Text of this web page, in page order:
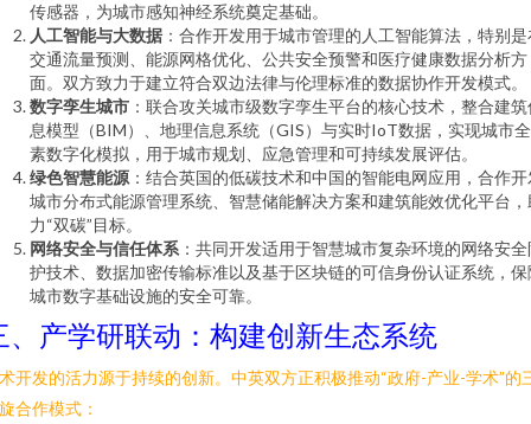
传感器，为城市感知神经系统奠定基础。
人工智能与大数据 ：合作开发用于城市管理的人工智能算法，特别
交通流量预测、能源网格优化、公共安全预警和医疗健康数据分析方
面。双方致力于建立符合双边法律与伦理标准的数据协作开发模式。
数字孪生城市 ：联合攻关城市级数字孪生平台的核心技术，整合建筑
息模型（BIM）、地理信息系统（GIS）与实时IoT数据，实现城市
素数字化模拟，用于城市规划、应急管理和可持续发展评估。
绿色智慧能源 ：结合英国的低碳技术和中国的智能电网应用，合作开
城市分布式能源管理系统、智慧储能解决方案和建筑能效优化平台，
力“双碳”目标。
网络安全与信任体系 ：共同开发适用于智慧城市复杂环境的网络安
护技术、数据加密传输标准以及基于区块链的可信身份认证系统，保
城市数字基础设施的安全可靠。
、产学研联动：构建创新生态系统
开发的活力源于持续的创新。中英双方正积极推动“政府-产业-学术”的
合作模式：